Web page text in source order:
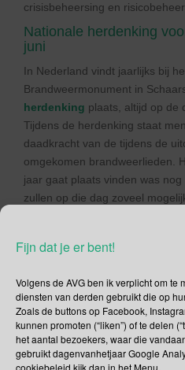
Fijn dat je er bent!
Volgens de AVG ben ik verplicht om te
diensten van derden gebruikt die op
Zoals de buttons op Facebook,
kunnen promoten (“liken”) of te delen
het aantal bezoekers, waar die
gebruikt dagenvanhetjaar Google
cookiebeleid kijk dan in het Menu.
crisisbeheersing en
Nationale herdenking
juni
In Nederland vindt jaarlijks bij
Brandweermonument in
herdenking plaats, altijd op de
Tijdens de herdenking staat
daadkracht van de tijdens de
omgekomen brandweerlieden.
jaar gaat plaats vinden was
zullen op die dag zoveel
Star Wars dag
Waarom wordt opStar Wars
#maythe4thBeWithYou
natuurlijk maar voor diegene
uitleg. In alle Star Wars films
Force be with you” als